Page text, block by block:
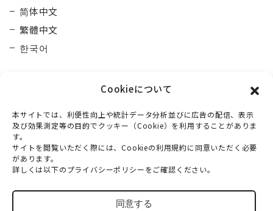
Cookieについて
本サイトでは、利便性向上や統計データ分析並びに広告の配信、表示
及び効果測定等の目的でクッキー（Cookie）を利用することがありま
す。
サイトを閲覧いただく際には、Cookieの利用規約に同意いただく必要
があります。
詳しくは以下のプライバシーポリシーをご確認ください。
同意する
简体中文
繁體中文
한국어
一般社団法人 大雪カムイミンタラDMO
〒070-0030
北海道旭川市宮下通10丁目3番2号 マルウンホール3階
TEL：0166-73-6968